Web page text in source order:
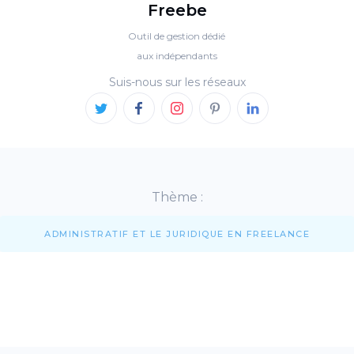
Freebe
Outil de gestion dédié
aux indépendants
Suis-nous sur les réseaux
Thème :
ADMINISTRATIF ET LE JURIDIQUE EN FREELANCE